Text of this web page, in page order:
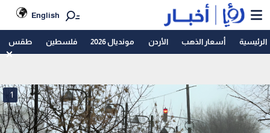
English
الرئيسية أسعار الذهب الأردن مونديال 2026 فلسطين طقس
1